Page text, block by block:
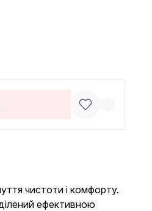
чистоти і комфорту.
ефективною